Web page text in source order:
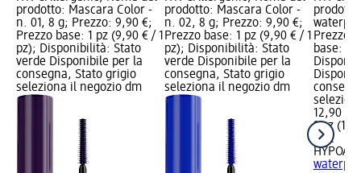
prodotto: Mascara Color -
n. 01, 8 g; Prezzo: 9,90 €;
Prezzo base: 1 pz (9,90 € / 1
pz); Disponibilità: Stato
verde Disponibile per la
consegna, Stato grigio
seleziona il negozio dm
prodotto: Mascara Color -
n. 02, 8 g; Prezzo: 9,90 €;
Prezzo base: 1 pz (9,90 € / 1
pz); Disponibilità: Stato
verde Disponibile per la
consegna, Stato grigio
seleziona il negozio dm
Prezzo:
base: 1
12,90 €
1 pz
Bell